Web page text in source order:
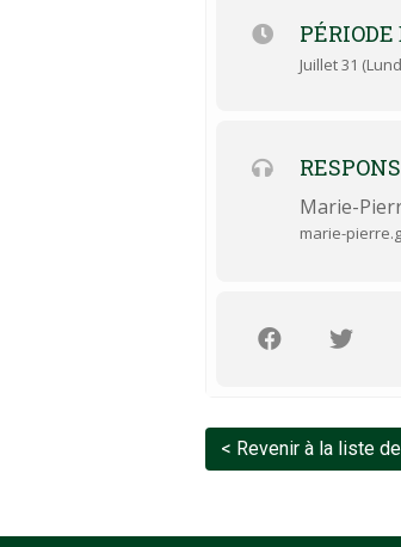
Juillet 31
Marie-
marie-
< Revenir à la liste